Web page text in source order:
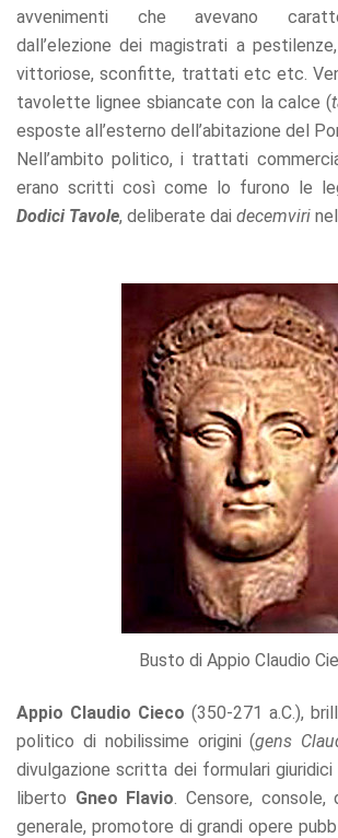
avvenimenti che avevano
dall’elezione dei magistrati a
vittoriose, sconfitte, trattati etc etc.
tavolette lignee sbiancate con la calce (
esposte all’esterno dell’abitazione del
Nell’ambito politico, i trattati
erano scritti così come lo furono le
Dodici Tavole, deliberate dai decemviri
Busto di Appio Claudio
Appio Claudio Cieco (350-271 a.C.),
politico di nobilissime origini (gens
divulgazione scritta dei formulari
liberto Gneo Flavio . Censore,
generale, promotore di grandi opere